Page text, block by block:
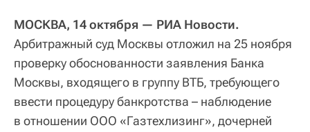
МОСКВА, 14 октября — РИА Новости.
Арбитражный суд Москвы отложил на 25 ноября
проверку обоснованности заявления Банка
Москвы, входящего в группу ВТБ, требующего
ввести процедуру банкротства – наблюдение
в отношении ООО «Газтехлизинг», дочерней